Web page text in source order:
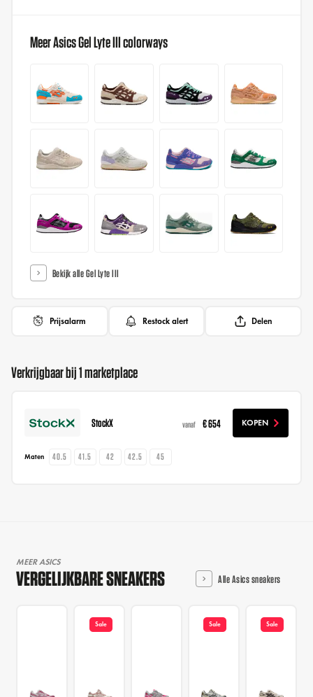
Meer Asics Gel Lyte III colorways
Bekijk alle Gel Lyte III
Prijsalarm Restock alert Delen
Verkrijgbaar bij 1 marketplace
StockX vanaf € 654 KOPEN
Maten 40.5 41.5 42 42.5 45
MEER ASICS
VERGELIJKBARE SNEAKERS Alle Asics sneakers
Sale Sale Sale